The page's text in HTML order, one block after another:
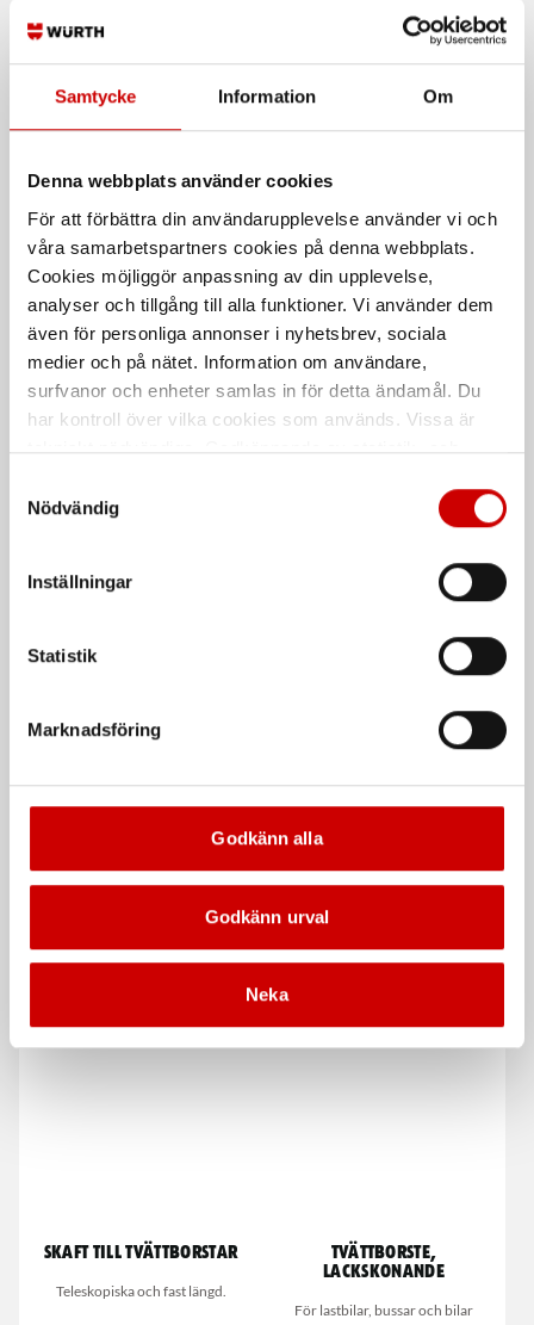
Samtycke Information Om
Denna webbplats använder cookies
För att förbättra din användarupplevelse använder vi och
våra samarbetspartners cookies på denna webbplats.
Cookies möjliggör anpassning av din upplevelse,
analyser och tillgång till alla funktioner. Vi använder dem
även för personliga annonser i nyhetsbrev, sociala
medier och på nätet. Information om användare,
surfvanor och enheter samlas in för detta ändamål. Du
har kontroll över vilka cookies som används. Vissa är
tekniskt nödvändiga. Godkännande av statistik- och
länder utanför EU med olika dataskyddsnormer. Genom
att godkänna samtycker du till sådana överföringar. Läs
Nödvändig
Inställningar
Statistik
Marknadsföring
Godkänn alla
Godkänn urval
Neka
Kampanj
Medium
Första Hjälpen väska
Würth Ögondusch
Plåster Würth Limfritt
Kampanj
Skyddsglasögon Askella
De som köpte, köpte även
Kampanj
Plus
BA15s
Skaft till tvättborstar
Teleskopiska och fast längd.
Tvättborste,
lackskonande
För lastbilar, bussar och bilar